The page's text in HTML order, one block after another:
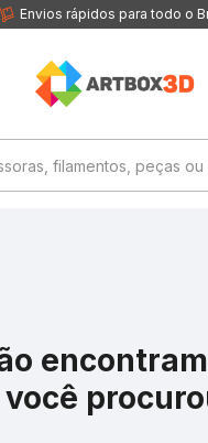
Envios rápidos para todo o
você